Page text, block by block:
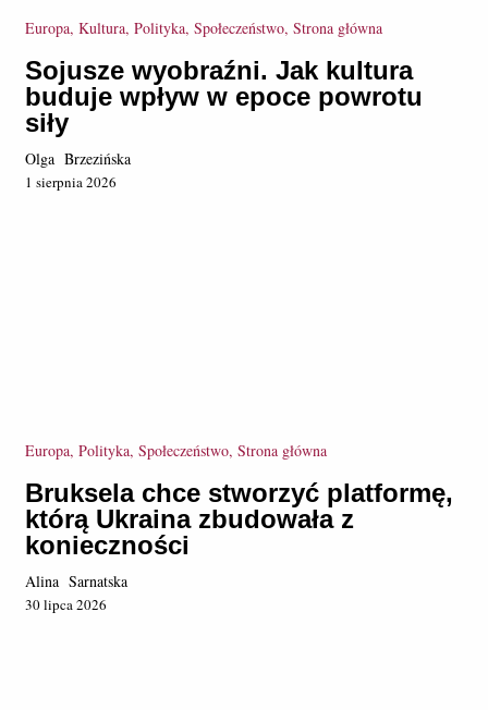
Europa, Kultura, Polityka, Społeczeństwo, Strona główna
Sojusze wyobraźni. Jak kultura
buduje wpływ w epoce powrotu
siły
Olga Brzezińska
1 sierpnia 2026
Europa, Polityka, Społeczeństwo, Strona główna
Bruksela chce stworzyć platformę,
którą Ukraina zbudowała z
konieczności
Alina Sarnatska
30 lipca 2026